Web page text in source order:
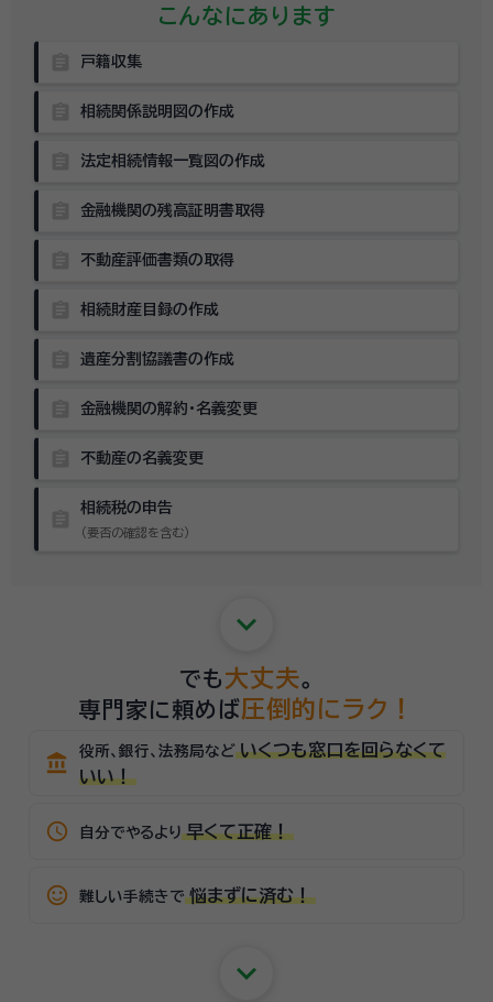
こんなにあります
戸籍収集
相続関係説明図の作成
法定相続情報一覧図の作成
金融機関の残高証明書取得
不動産評価書類の取得
相続財産目録の作成
遺産分割協議書の作成
金融機関の解約・名義変更
不動産の名義変更
相続税の申告
（要否の確認を含む）
keyboard_arrow_down
でも 大丈夫。
専門家に頼めば圧倒的にラク！
account_balance 役所、銀行、法務局など いくつも窓口を回らなくて
いい！
schedule 自分でやるより 早くて正確！
sentiment_satisfied_alt 難しい手続きで 悩まずに済む！
keyboard_arrow_down